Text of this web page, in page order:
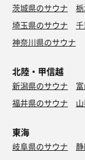
茨城県のサウナ
埼玉県のサウナ
神奈川県のサウナ
北陸・甲信越
新潟県のサウナ
福井県のサウナ
東海
岐阜県のサウナ